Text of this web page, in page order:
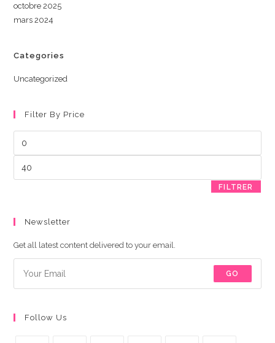
octobre 2025
mars 2024
Categories
Uncategorized
Filter By Price
max
FILTRER
Newsletter
Get all latest content delivered to your email.
GO
Follow Us